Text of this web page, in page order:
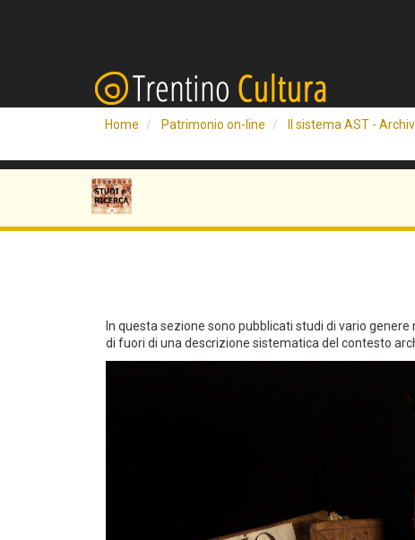
Home Patrimonio on-line Il sistema AST -
In questa sezione sono pubblicati studi di vario
di fuori di una descrizione sistematica del contesto